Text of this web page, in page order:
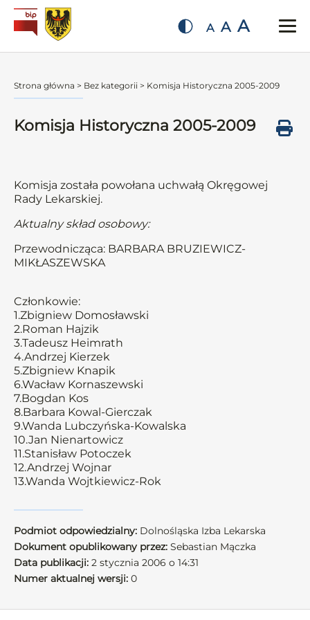
A A A
Strona główna > Bez kategorii > Komisja Historyczna 2005-2009
Komisja Historyczna 2005-2009
Komisja została powołana uchwałą Okręgowej
Rady Lekarskiej.
Aktualny skład osobowy:
Przewodnicząca: BARBARA BRUZIEWICZ-
MIKŁASZEWSKA
Członkowie:
1.Zbigniew Domosławski
2.Roman Hajzik
3.Tadeusz Heimrath
4.Andrzej Kierzek
5.Zbigniew Knapik
6.Wacław Kornaszewski
7.Bogdan Kos
8.Barbara Kowal-Gierczak
9.Wanda Lubczyńska-Kowalska
10.Jan Nienartowicz
11.Stanisław Potoczek
12.Andrzej Wojnar
13.Wanda Wojtkiewicz-Rok
Podmiot odpowiedzialny: Dolnośląska Izba Lekarska
Dokument opublikowany przez: Sebastian Mączka
Data publikacji: 2 stycznia 2006 o 14:31
Numer aktualnej wersji: 0